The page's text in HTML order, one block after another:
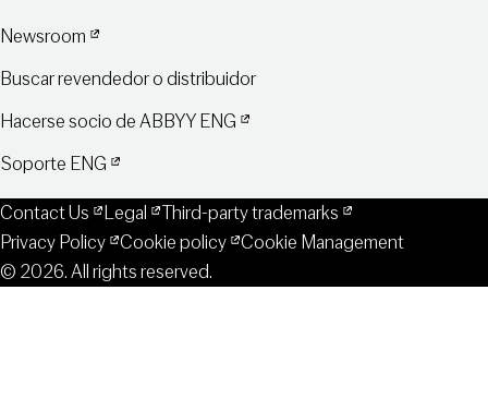
Newsroom
Buscar revendedor o distribuidor
Hacerse socio de ABBYY ENG
Soporte ENG
Contact Us Legal
Third-party trademarks
Privacy Policy
Cookie policy
Cookie Management
© 2026. All rights reserved.